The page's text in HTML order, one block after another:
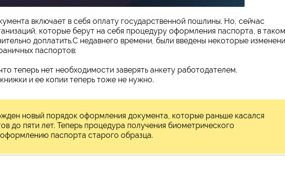
включает в себя оплату государственной пошлины. Но, сейчас
которые берут на себя процедуру оформления паспорта, в таком
доплатить.С недавнего времени, были введены некоторые
паспортов:
теперь нет необходимости заверять анкету работодателем.
и ее копии теперь тоже не нужно.
новый порядок оформления документа, которые раньше касался
до пяти лет. Теперь процедура получения биометрического
паспорта старого образца.